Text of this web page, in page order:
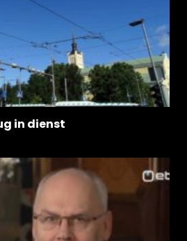
in dienst